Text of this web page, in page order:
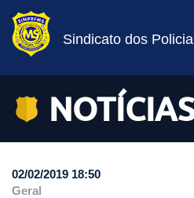
Sindicato dos
02/02/2019 18:50
Geral